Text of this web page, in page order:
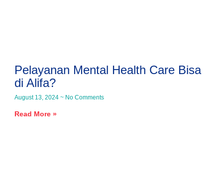
Pelayanan Mental Health Care Bisa
di Alifa?
August 13, 2024 No Comments
Read More »